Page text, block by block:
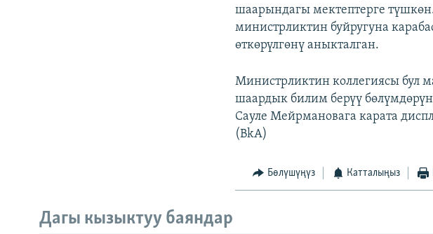
шаарындагы мектептерге
министрликтин буйругуна
өткөрүлгөнү аныкталган.
Министрликтин коллегиясы бул
шаардык билим берүү
Сауле Мейрмановага карата
(BkA)
Бөлүшүңүз Катталыңыз
Дагы кызыктуу баяндар